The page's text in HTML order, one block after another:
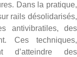
Dans la pratique,
rails désolidarisés,
antivibratiles, des
Ces techniques,
d’atteindre des